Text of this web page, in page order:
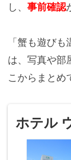
し、 事前確認
「蟹も遊び
は、写真や部
こからまとめ
ホテル